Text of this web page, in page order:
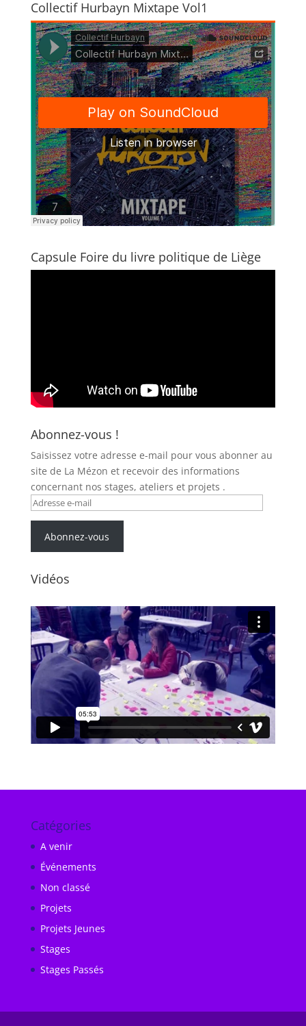
Collectif Hurbayn Mixtape Vol1
Capsule Foire du livre politique de Liège
Abonnez-vous !
Saisissez votre adresse e-mail pour vous abonner au
site de La Mézon et recevoir des informations
concernant nos stages, ateliers et projets .
Adresse
e-
mailAbonnez-vous
Vidéos
Catégories
A venir
Événements
Non classé
Projets
Projets Jeunes
Stages
Stages Passés